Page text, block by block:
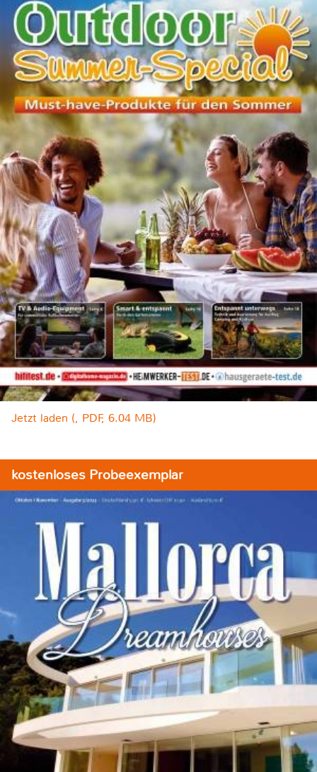
Jetzt laden (, PDF, 6.04 MB)
kostenloses Probeexemplar